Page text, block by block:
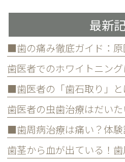
最新
■歯の痛み徹底ガイド：
歯医者でのホワイトニン
歯茎から血が出ている！